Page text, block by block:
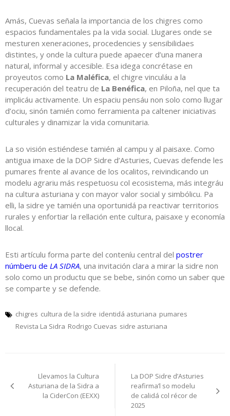
Amás, Cuevas señala la importancia de los chigres como
espacios fundamentales pa la vida social. Llugares onde se
mesturen xeneraciones, procedencies y sensibilidaes
distintes, y onde la cultura puede apaecer d’una manera
natural, informal y accesible. Esa idega concrétase en
proyeutos como La Maléfica, el chigre vinculáu a la
recuperación del teatru de La Benéfica, en Piloña, nel que ta
implicáu activamente. Un espaciu pensáu non solo como llugar
d’ociu, sinón tamién como ferramienta pa caltener iniciativas
culturales y dinamizar la vida comunitaria.
La so visión estiéndese tamién al campu y al paisaxe. Como
antigua imaxe de la DOP Sidre d’Asturies, Cuevas defende les
pumares frente al avance de los ocalitos, reivindicando un
modelu agrariu más respetuosu col ecosistema, más integráu
na cultura asturiana y con mayor valor social y simbólicu. Pa
elli, la sidre ye tamién una oportunidá pa reactivar territorios
rurales y enfortiar la rellación ente cultura, paisaxe y economía
llocal.
Esti artículu forma parte del conteníu central del postrer
númberu de LA SIDRA, una invitación clara a mirar la sidre non
solo como un productu que se bebe, sinón como un saber que
se comparte y se defende.
chigres cultura de la sidre identidá asturiana pumares
Revista La Sidra Rodrigo Cuevas sidre asturiana
pelos
artículos
Llevamos la Cultura
Asturiana de la Sidra a
la CiderCon (EEXX)
La DOP Sidre d’Asturies
reafirma’l so modelu
de calidá col récor de
2025